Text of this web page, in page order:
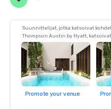
Suunnittelijat, jotka katsoivat
Thompson Austin by Hyatt,
Promote your venue